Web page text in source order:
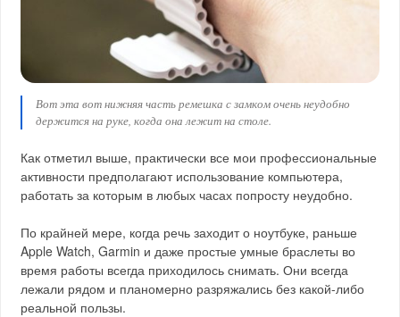
Вот эта вот нижняя часть ремешка с замком очень неудобно
держится на руке, когда она лежит на столе.
Как отметил выше, практически все мои профессиональные
активности предполагают использование компьютера,
работать за которым в любых часах попросту неудобно.
По крайней мере, когда речь заходит о ноутбуке, раньше
Apple Watch, Garmin и даже простые умные браслеты во
время работы всегда приходилось снимать. Они всегда
лежали рядом и планомерно разряжались без какой-либо
реальной пользы.